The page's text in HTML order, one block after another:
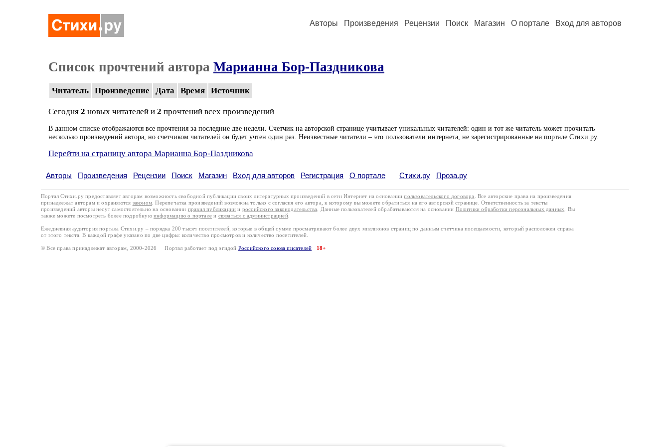
Авторы Произведения Рецензии Поиск Магазин О портале Вход для авторов
Список прочтений автора Марианна Бор-Паздникова
Читатель Произведение Дата Время Источник
Сегодня 2 новых читателей и 2 прочтений всех произведений
В данном списке отображаются все прочтения за последние две недели. Счетчик на авторской странице учитывает уникальных читателей: один и тот же читатель может прочитать
несколько произведений автора, но счетчиком читателей он будет учтен один раз. Неизвестные читатели – это пользователи интернета, не зарегистрированные на портале Стихи.ру.
Перейти на страницу автора Марианна Бор-Паздникова
Авторы Произведения Рецензии Поиск Магазин Вход для авторов Регистрация О портале Стихи.ру Проза.ру
Портал Стихи.ру предоставляет авторам возможность свободной публикации своих литературных произведений в сети Интернет на основаниипользовательского договора
. Все авторские права на произведения
принадлежат авторам и охраняются законом . Перепечатка произведений возможна только с согласия его автора, к которому вы можете обратиться на его авторской странице. Ответственность за тексты
произведений авторы несут самостоятельно на основании правил публикации и российского законодательства . Данные пользователей обрабатываются на основании Политики обработки персональных данных
. Вы
также можете посмотреть более подробную информацию о портале и связаться с администрацией.
Ежедневная аудитория портала Стихи.ру – порядка 200 тысяч посетителей, которые в общей сумме просматривают более двух миллионов страниц по данным счетчика посещаемости, который расположен справа
от этого текста. В каждой графе указано по две цифры: количество просмотров и количество посетителей.
© Все права принадлежат авторам, 2000-2026 Портал работает под эгидой Российского союза писателей 18+